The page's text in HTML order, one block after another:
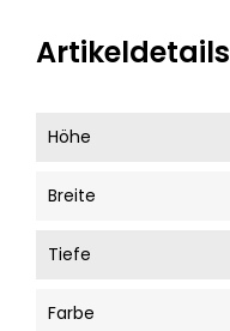
Artikeldetails
Höhe
Breite
Tiefe
Farbe